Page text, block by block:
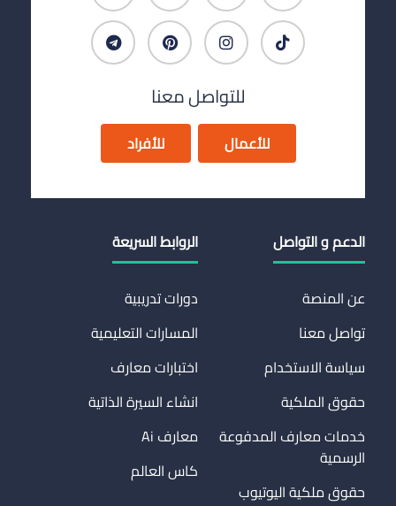
للتواصل معنا
للأعمال للأفراد
الدعم و التواصل
عن المنصة
تواصل معنا
سياسة الاستخدام
حقوق الملكية
خدمات معارف المدفوعة
الرسمية
حقوق ملكية اليوتيوب
الروابط السريعة
دورات تدريبية
المسارات التعليمية
اختبارات معارف
انشاء السيرة الذاتية
معارف Ai
كاس العالم